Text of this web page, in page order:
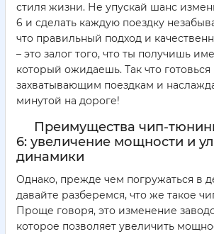
стиля жизни. Не упускай шанс
6 и сделать каждую поездку
что правильный подход и
– это залог того, что ты получишь
который ожидаешь. Так что готовься
захватывающим поездкам и
минутой на дороге!
Преимущества чип-
6: увеличение мощности и
динамики
Однако, прежде чем погружаться в
давайте разберемся, что же такое
Проще говоря, это изменение
которое позволяет увеличить